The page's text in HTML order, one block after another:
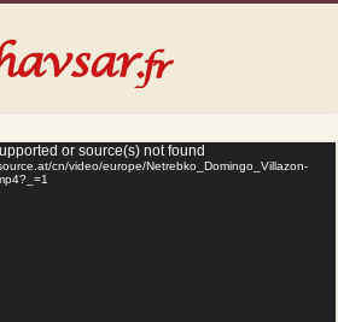
or source(s) not found
cn/video/europe/Netrebko_Domingo_Villazon-